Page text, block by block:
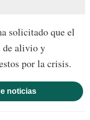
solicitado que el
de alivio y
por la crisis.
noticias